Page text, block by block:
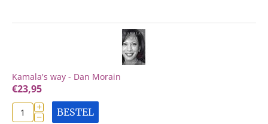
Kamala's way - Dan Morain
€23,95
+
− BESTEL